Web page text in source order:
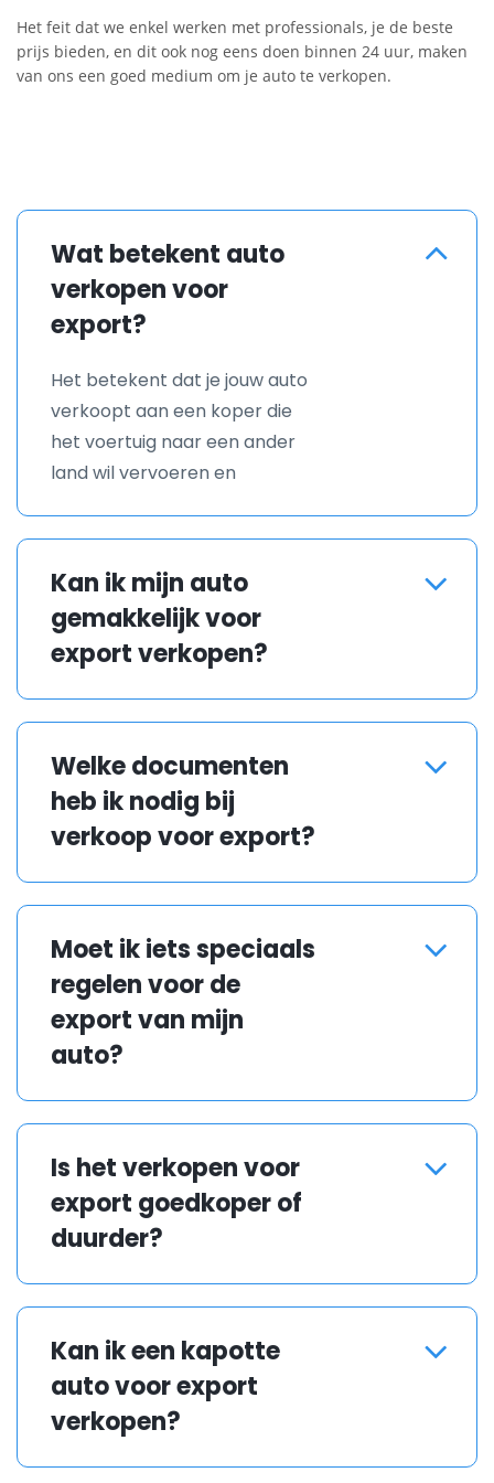
Het feit dat we enkel werken met professionals, je de beste
prijs bieden, en dit ook nog eens doen binnen 24 uur, maken
van ons een goed medium om je auto te verkopen.
Wat betekent auto
verkopen voor
export?
Het betekent dat je jouw auto
verkoopt aan een koper die
het voertuig naar een ander
land wil vervoeren en
Kan ik mijn auto
gemakkelijk voor
export verkopen?
kopers die gespecialiseerd zijn
in export.
Welke documenten
heb ik nodig bij
verkoop voor export?
keuringsbewijs en soms
aanvullende
exportdocumenten nodig.
Moet ik iets speciaals
regelen voor de
export van mijn
auto?
is belangrijk om alle
documenten correct aan te
leveren.
Is het verkopen voor
export goedkoper of
duurder?
exportland en de staat van de
auto.
Kan ik een kapotte
auto voor export
verkopen?